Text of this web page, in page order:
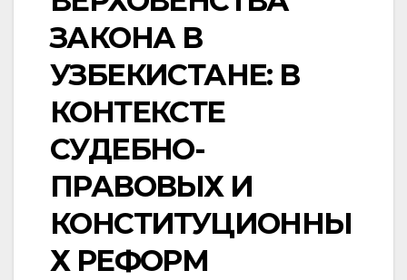
ЗАКОНА В
УЗБЕКИСТАНЕ: В
КОНТЕКСТЕ
СУДЕБНО-
ПРАВОВЫХ И
КОНСТИТУЦИОННЫ
Х РЕФОРМ